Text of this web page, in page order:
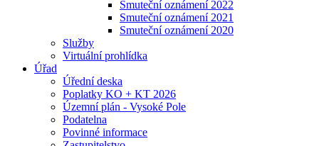
Smuteční oznámení 2022
Smuteční oznámení 2021
Smuteční oznámení 2020
Služby
Virtuální prohlídka
Úřad
Úřední deska
Poplatky KO + KT 2026
Územní plán - Vysoké Pole
Podatelna
Povinné informace